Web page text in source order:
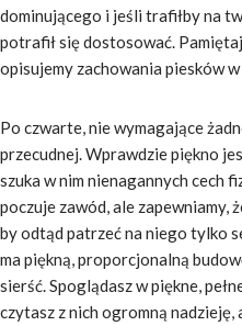
dominującego i jeśli trafiłby na
potrafił się dostosować.
opisujemy zachowania piesków
Po czwarte, nie wymagające
przecudnej. Wprawdzie piękno
szuka w nim nienagannych cech
poczuje zawód, ale zapewniamy,
by odtąd patrzeć na niego tylko
ma piękną, proporcjonalną
sierść. Spoglądasz w piękne,
czytasz z nich ogromną